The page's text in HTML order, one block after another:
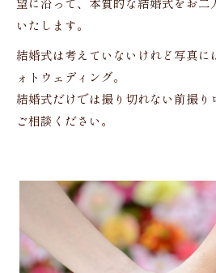
望に沿って、本質的な結婚式をお二
いたします。
結婚式は考えていないけれど写真に
ォトウェディング。
結婚式だけでは撮り切れない前撮り
ご相談ください。